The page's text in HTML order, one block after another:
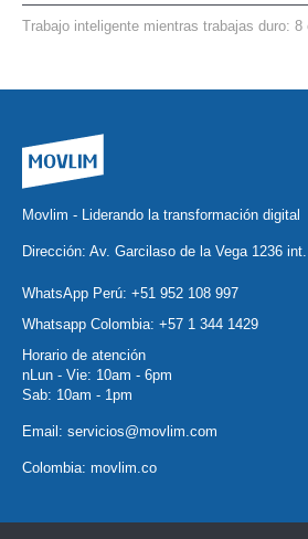
Trabajo inteligente mientras trabajas duro:
Movlim - Liderando la transformación digital
Dirección: Av. Garcilaso de la Vega 1236
WhatsApp Perú: +51 952 108 997
Whatsapp Colombia: +57 1 344 1429
Horario de atención
nLun - Vie: 10am - 6pm
Sab: 10am - 1pm
Email: servicios@movlim.com
Colombia: movlim.co